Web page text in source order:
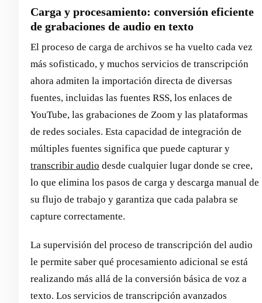
Carga y procesamiento: conversión eficiente
de grabaciones de audio en texto
El proceso de carga de archivos se ha vuelto cada vez
más sofisticado, y muchos servicios de transcripción
ahora admiten la importación directa de diversas
fuentes, incluidas las fuentes RSS, los enlaces de
YouTube, las grabaciones de Zoom y las plataformas
de redes sociales. Esta capacidad de integración de
múltiples fuentes significa que puede capturar y
transcribir audio desde cualquier lugar donde se cree,
lo que elimina los pasos de carga y descarga manual de
su flujo de trabajo y garantiza que cada palabra se
capture correctamente.
La supervisión del proceso de transcripción del audio
le permite saber qué procesamiento adicional se está
realizando más allá de la conversión básica de voz a
texto. Los servicios de transcripción avanzados